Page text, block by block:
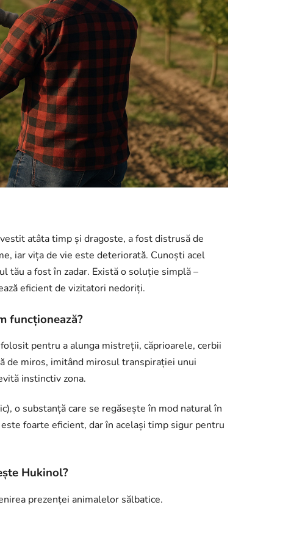
atâta timp și dragoste, a fost distrusă de
iar vița de vie este deteriorată. Cunoști acel
tău a fost în zadar. Există o soluție simplă –
eficient de vizitatori nedoriți.
funcționează?
pentru a alunga mistreții, căprioarele, cerbii
de miros, imitând mirosul transpirației unui
instinctiv zona.
o substanță care se regăsește în mod natural în
foarte eficient, dar în același timp sigur pentru
Hukinol?
prezenței animalelor sălbatice.